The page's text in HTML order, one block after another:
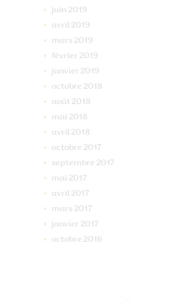
juin 2019
avril 2019
mars 2019
février 2019
janvier 2019
octobre 2018
août 2018
mai 2018
avril 2018
octobre 2017
septembre 2017
mai 2017
avril 2017
mars 2017
janvier 2017
octobre 2016